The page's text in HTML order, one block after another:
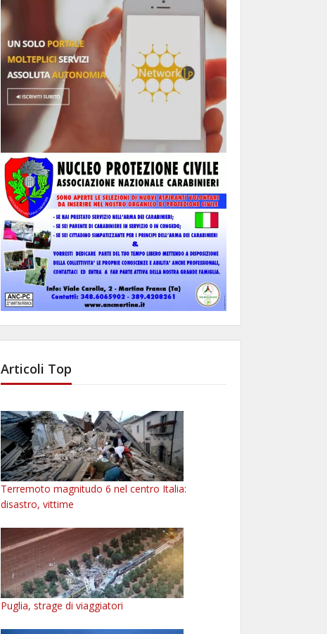
Articoli Top
Terremoto magnitudo 6 nel centro Italia:
disastro, vittime
Puglia, strage di viaggiatori